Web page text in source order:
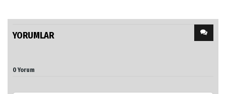
YORUMLAR
0 Yorum